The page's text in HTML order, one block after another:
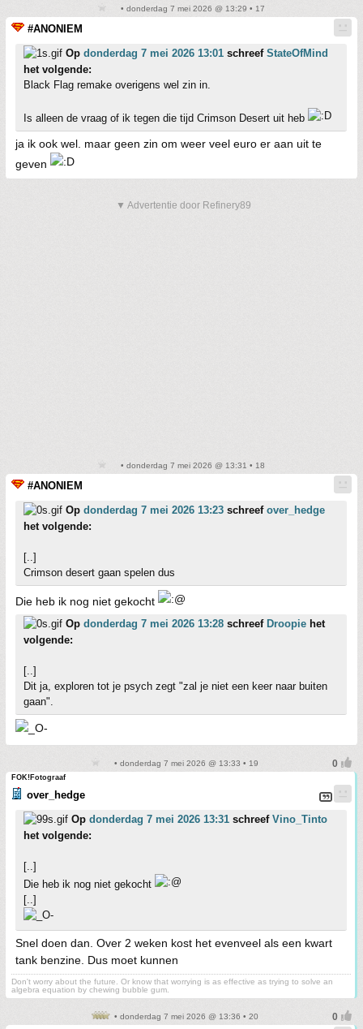
• donderdag 7 mei 2026 @ 13:29 • 17
#ANONIEM
Op donderdag 7 mei 2026 13:01 schreef StateOfMind
het volgende:
Black Flag remake overigens wel zin in.
Is alleen de vraag of ik tegen die tijd Crimson Desert uit heb
ja ik ook wel. maar geen zin om weer veel euro er aan uit te
geven
▼ Advertentie door Refinery89
• donderdag 7 mei 2026 @ 13:31 • 18
#ANONIEM
Op donderdag 7 mei 2026 13:23 schreef over_hedge
het volgende:
[..]
Crimson desert gaan spelen dus
Die heb ik nog niet gekocht
Op donderdag 7 mei 2026 13:28 schreef Droopie het
volgende:
[..]
Dit ja, exploren tot je psych zegt "zal je niet een keer naar buiten
gaan".
• donderdag 7 mei 2026 @ 13:33 • 19
FOK!Fotograaf
over_hedge
Op donderdag 7 mei 2026 13:31 schreef Vino_Tinto
het volgende:
[..]
Die heb ik nog niet gekocht
[..]
Snel doen dan. Over 2 weken kost het evenveel als een kwart
tank benzine. Dus moet kunnen
Don't worry about the future. Or know that worrying is as effective as trying to solve an
algebra equation by chewing bubble gum.
• donderdag 7 mei 2026 @ 13:36 • 20